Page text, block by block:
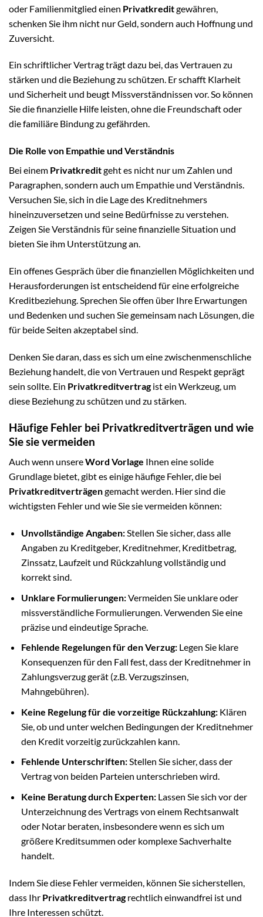
oder Familienmitglied einen Privatkreditgewähren,
schenken Sie ihm nicht nur Geld, sondern auch Hoffnung und
Zuversicht.
Ein schriftlicher Vertrag trägt dazu bei, das Vertrauen zu
stärken und die Beziehung zu schützen. Er schafft Klarheit
und Sicherheit und beugt Missverständnissen vor. So können
Sie die finanzielle Hilfe leisten, ohne die Freundschaft oder
die familiäre Bindung zu gefährden.
Die Rolle von Empathie und Verständnis
Bei einem Privatkreditgeht es nicht nur um Zahlen und
Paragraphen, sondern auch um Empathie und Verständnis.
Versuchen Sie, sich in die Lage des Kreditnehmers
hineinzuversetzen und seine Bedürfnisse zu verstehen.
Zeigen Sie Verständnis für seine finanzielle Situation und
bieten Sie ihm Unterstützung an.
Ein offenes Gespräch über die finanziellen Möglichkeiten und
Herausforderungen ist entscheidend für eine erfolgreiche
Kreditbeziehung. Sprechen Sie offen über Ihre Erwartungen
und Bedenken und suchen Sie gemeinsam nach Lösungen, die
für beide Seiten akzeptabel sind.
Denken Sie daran, dass es sich um eine zwischenmenschliche
Beziehung handelt, die von Vertrauen und Respekt geprägt
sein sollte. Ein Privatkreditvertragist ein Werkzeug, um
diese Beziehung zu schützen und zu stärken.
Häufige Fehler bei Privatkreditverträgen und wie
Sie sie vermeiden
Auch wenn unsereWord Vorlage Ihnen eine solide
Grundlage bietet, gibt es einige häufige Fehler, die bei
Privatkreditverträgengemacht werden. Hier sind die
wichtigsten Fehler und wie Sie sie vermeiden können:
Unvollständige Angaben:Stellen Sie sicher, dass alle
Angaben zu Kreditgeber, Kreditnehmer, Kreditbetrag,
Zinssatz, Laufzeit und Rückzahlung vollständig und
korrekt sind.
Unklare Formulierungen:Vermeiden Sie unklare oder
missverständliche Formulierungen. Verwenden Sie eine
präzise und eindeutige Sprache.
Fehlende Regelungen für den Verzug:Legen Sie klare
Konsequenzen für den Fall fest, dass der Kreditnehmer in
Zahlungsverzug gerät (z.B. Verzugszinsen,
Mahngebühren).
Keine Regelung für die vorzeitige Rückzahlung:Klären
Sie, ob und unter welchen Bedingungen der Kreditnehmer
den Kredit vorzeitig zurückzahlen kann.
Fehlende Unterschriften:Stellen Sie sicher, dass der
Vertrag von beiden Parteien unterschrieben wird.
Keine Beratung durch Experten:Lassen Sie sich vor der
Unterzeichnung des Vertrags von einem Rechtsanwalt
oder Notar beraten, insbesondere wenn es sich um
größere Kreditsummen oder komplexe Sachverhalte
handelt.
Indem Sie diese Fehler vermeiden, können Sie sicherstellen,
dass Ihr Privatkreditvertragrechtlich einwandfrei ist und
Ihre Interessen schützt.